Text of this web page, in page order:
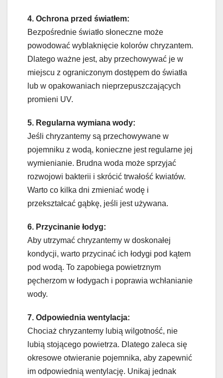
4. Ochrona przed światłem:
Bezpośrednie światło słoneczne może
powodować wyblaknięcie kolorów chryzantem.
Dlatego ważne jest, aby przechowywać je w
miejscu z ograniczonym dostępem do światła
lub w opakowaniach nieprzepuszczających
promieni UV.
5. Regularna wymiana wody:
Jeśli chryzantemy są przechowywane w
pojemniku z wodą, konieczne jest regularne jej
wymienianie. Brudna woda może sprzyjać
rozwojowi bakterii i skrócić trwałość kwiatów.
Warto co kilka dni zmieniać wodę i
przekształcać gąbkę, jeśli jest używana.
6. Przycinanie łodyg:
Aby utrzymać chryzantemy w doskonałej
kondycji, warto przycinać ich łodygi pod kątem
pod wodą. To zapobiega powietrznym
pęcherzom w łodygach i poprawia wchłanianie
wody.
7. Odpowiednia wentylacja:
Chociaż chryzantemy lubią wilgotność, nie
lubią stojącego powietrza. Dlatego zaleca się
okresowe otwieranie pojemnika, aby zapewnić
im odpowiednią wentylację. Unikaj jednak